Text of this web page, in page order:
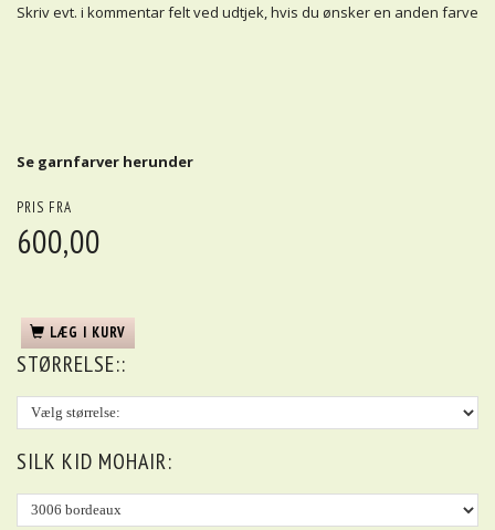
Skriv evt. i kommentar felt ved udtjek, hvis du ønsker en anden farve
Se garnfarver herunder
PRIS FRA
600,00
LÆG I KURV
STØRRELSE::
SILK KID MOHAIR: